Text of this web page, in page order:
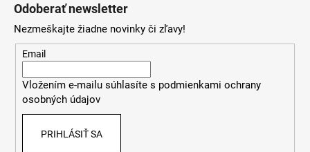
Odoberať newsletter
Nezmeškajte žiadne novinky či zľavy!
Email
Vložením e-mailu súhlasíte s podmienkami ochrany
osobných údajov
PRIHLÁSIŤ SA